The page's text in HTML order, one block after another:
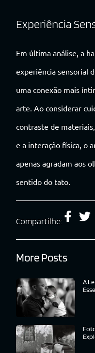
Experiência
Em última análise, a
experiência sensorial
uma conexão mais
arte. Ao considerar
contraste de
e a interação física, o
apenas agradam aos
sentido do tato.
Compartilhe:
More Posts
A